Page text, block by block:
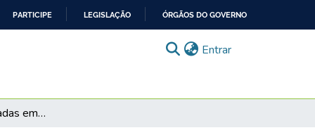
PARTICIPE LEGISLAÇÃO ÓRGÃOS DO GOVERNO
Entrar(current)
Tecnologias Avançadas em Saúde: Notícia fictícia de Jornal